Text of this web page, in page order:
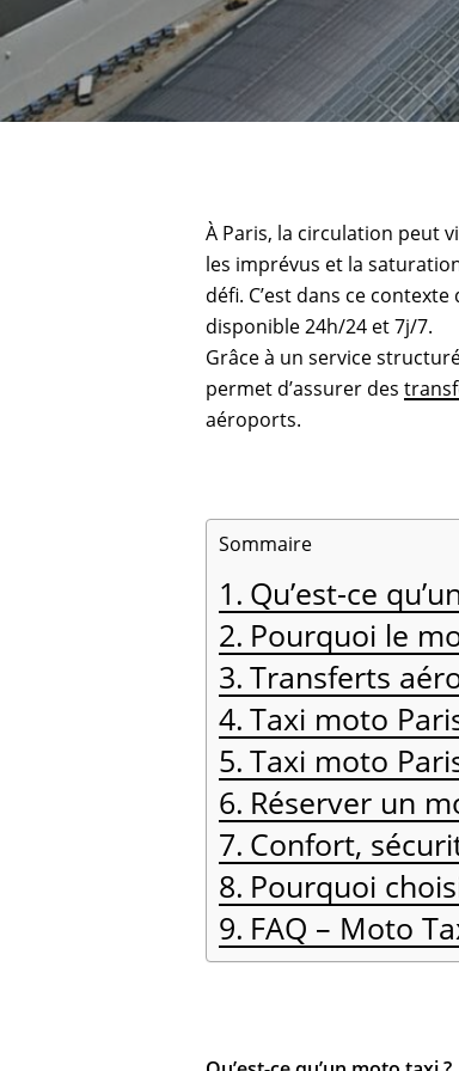
À Paris, la circulation peut
les imprévus et la
défi. C’est dans ce
disponible 24h/24 et 7j/7.
Grâce à un service
permet d’assurer des
aéroports.
Sommaire
Qu’est-ce
Pourquoi le
Transferts
Taxi moto
Taxi moto
Réserver un
Confort,
Pourquoi
FAQ – Moto